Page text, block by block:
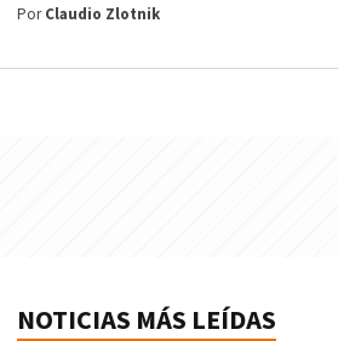
PorClaudio Zlotnik
NOTICIAS MÁS LEÍDAS